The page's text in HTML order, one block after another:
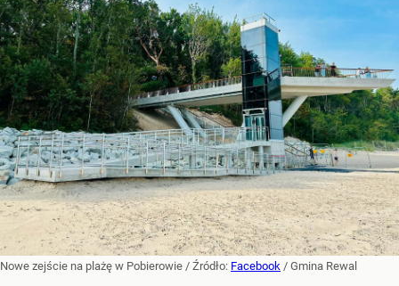
Nowe zejście na plażę w Pobierowie / Źródło: Facebook / Gmina Rewal